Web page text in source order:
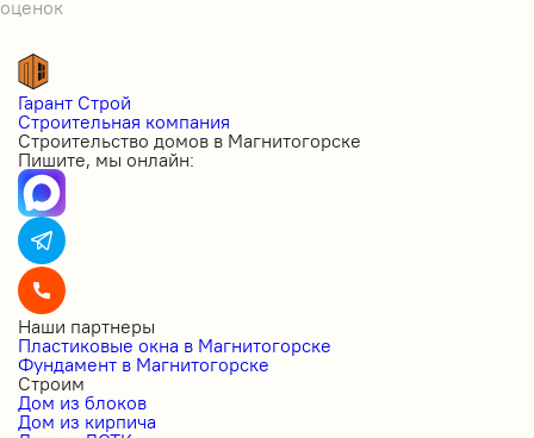
оценок
Гарант Строй
Строительная компания
Строительство домов в Магнитогорске
Пишите, мы онлайн:
Наши партнеры
Пластиковые окна в Магнитогорске
Фундамент в Магнитогорске
Строим
Дом из блоков
Дом из кирпича